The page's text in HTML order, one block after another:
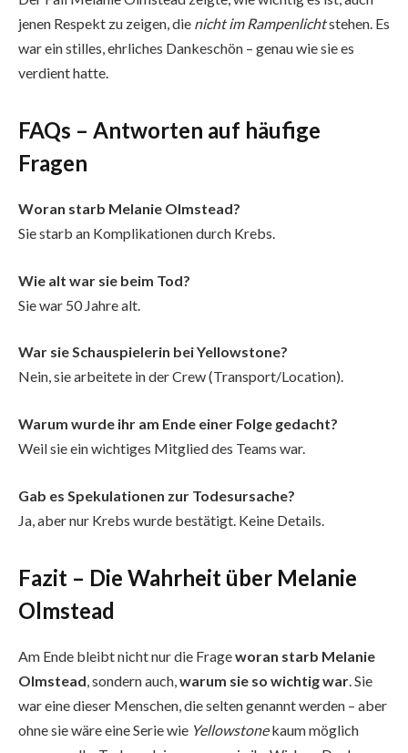
jenen Respekt zu zeigen, die nicht im Rampenlichtstehen. Es
war ein stilles, ehrliches Dankeschön – genau wie sie es
verdient hatte.
FAQs – Antworten auf häufige
Fragen
Woran starb Melanie Olmstead?
Sie starb an Komplikationen durch Krebs.
Wie alt war sie beim Tod?
Sie war 50 Jahre alt.
War sie Schauspielerin bei Yellowstone?
Nein, sie arbeitete in der Crew (Transport/Location).
Warum wurde ihr am Ende einer Folge gedacht?
Weil sie ein wichtiges Mitglied des Teams war.
Gab es Spekulationen zur Todesursache?
Ja, aber nur Krebs wurde bestätigt. Keine Details.
Fazit – Die Wahrheit über Melanie
Olmstead
Am Ende bleibt nicht nur die Frageworan starb Melanie
Olmstead, sondern auch,warum sie so wichtig war. Sie
war eine dieser Menschen, die selten genannt werden – aber
ohne sie wäre eine Serie wie Yellowstonekaum möglich